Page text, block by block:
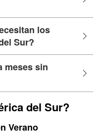
los
Sur?
meses sin
del Sur?
Verano